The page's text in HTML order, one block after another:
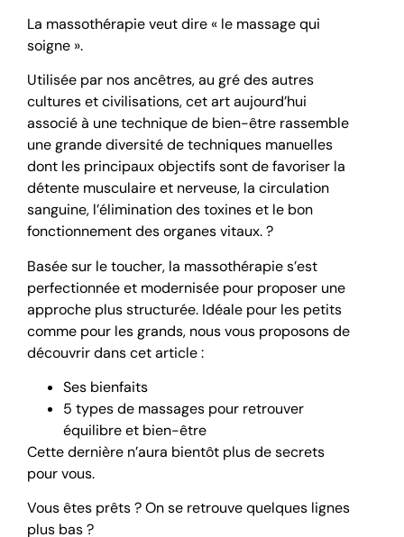
La massothérapie veut dire « le massage qui
soigne ».
Utilisée par nos ancêtres, au gré des autres
cultures et civilisations, cet art aujourd’hui
associé à une technique de bien-être rassemble
une grande diversité de techniques manuelles
dont les principaux objectifs sont de favoriser la
détente musculaire et nerveuse, la circulation
sanguine, l’élimination des toxines et le bon
fonctionnement des organes vitaux. ?
Basée sur le toucher, la massothérapie s’est
perfectionnée et modernisée pour proposer une
approche plus structurée. Idéale pour les petits
comme pour les grands, nous vous proposons de
découvrir dans cet article :
Ses bienfaits
5 types de massages pour retrouver
équilibre et bien-être
Cette dernière n’aura bientôt plus de secrets
pour vous.
Vous êtes prêts ? On se retrouve quelques lignes
plus bas ?